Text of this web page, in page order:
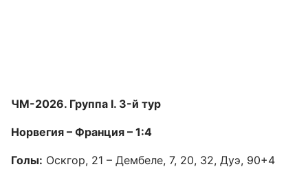
ЧМ-2026. Группа I. 3-й тур
Норвегия – Франция – 1:4
Голы: Оскгор, 21 – Дембеле, 7, 20, 32, Дуэ, 90+4